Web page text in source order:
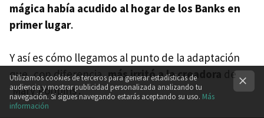
mágica había acudido al hogar de los Banks en
primer lugar.
Y así es cómo llegamos al punto de la adaptación
que, con diferencia,más irritó a la creadora de
'Mary Poppins'.
Utilizamos cookies de terceros para generar estadísticas de
audiencia y mostrar publicidad personalizada analizando tu
navegación. Si sigues navegando estarás aceptando su uso. Más
información